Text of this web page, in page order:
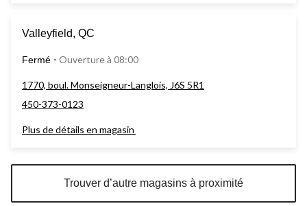
Valleyfield, QC
Fermé ⋅ Ouverture à 08:00
1770, boul. Monseigneur-Langlois, J6S 5R1
450-373-0123
Plus de détails en magasin
Trouver d’autre magasins à proximité